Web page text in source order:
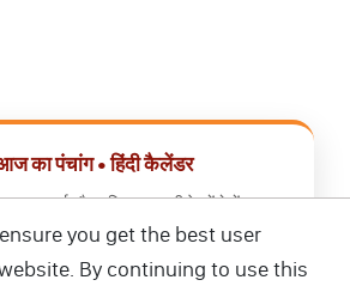
का पंचांग • हिंदी कैलेंडर
शुभ मुहूर्त और राशिफल एक ही ऐप में देखें।
कैलेंडर ऐप डाउनलोड करें
you get the best user
By continuing to use this